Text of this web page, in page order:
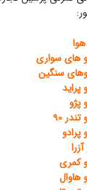
های سواری
سنگین
پژو
90
کمری
هاوال